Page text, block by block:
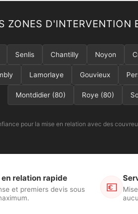
ZONES D'INTERVENTION
Senlis Chantilly Noyon
Lamorlaye Gouvieux
Montdidier (80) Roye (80)
pour la mise en relation avec des
en relation rapide
et premiers devis sous
💶